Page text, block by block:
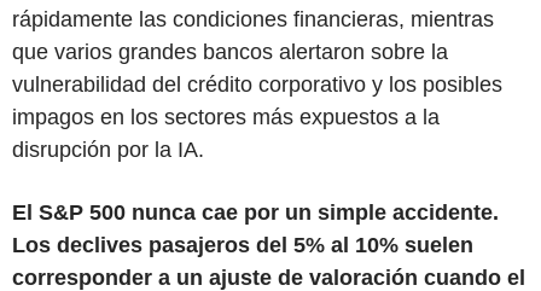
rápidamente las condiciones financieras, mientras
que varios grandes bancos alertaron sobre la
vulnerabilidad del crédito corporativo y los posibles
impagos en los sectores más expuestos a la
disrupción por la IA.
El S&P 500 nunca cae por un simple accidente.
Los declives pasajeros del 5% al 10% suelen
corresponder a un ajuste de valoración cuando el